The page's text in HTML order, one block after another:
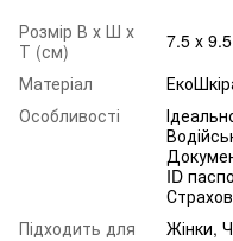
Розмір В х Ш х
Т (см)
7.5 x
Матеріал
Особливості
ID
Підходить для
Жінки,